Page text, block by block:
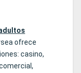
ofrece
casino,